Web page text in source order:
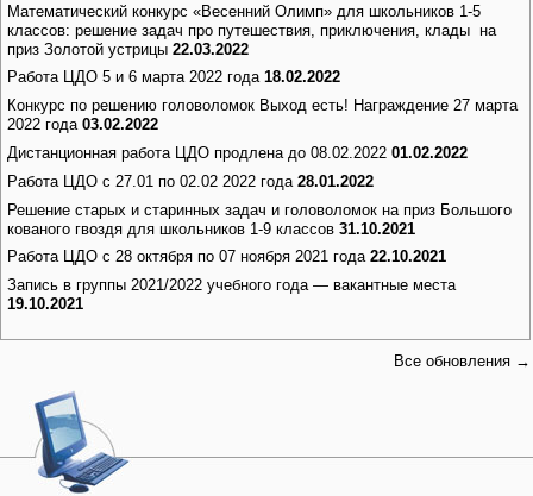
Математический конкурс «Весенний Олимп» для школьников 1-5
классов: решение задач про путешествия, приключения, клады на
приз Золотой устрицы 22.03.2022
Работа ЦДО 5 и 6 марта 2022 года 18.02.2022
Конкурс по решению головоломок Выход есть! Награждение 27 марта
2022 года 03.02.2022
Дистанционная работа ЦДО продлена до 08.02.2022 01.02.2022
Работа ЦДО с 27.01 по 02.02 2022 года 28.01.2022
Решение старых и старинных задач и головоломок на приз Большого
кованого гвоздя для школьников 1-9 классов 31.10.2021
Работа ЦДО с 28 октября по 07 ноября 2021 года 22.10.2021
Запись в группы 2021/2022 учебного года — вакантные места
19.10.2021
Все обновления →